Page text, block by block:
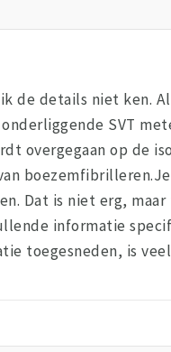
de details niet ken.
SVT
overgegaan op de
Dat is niet erg,
informatie
toegesneden, is